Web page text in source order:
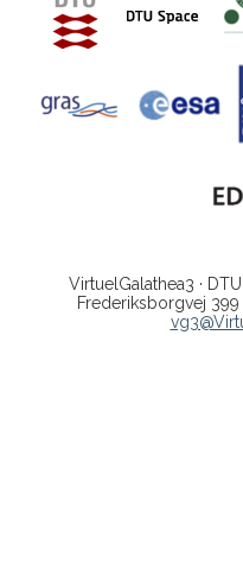
VirtuelGalathea3 ·
Frederiksborgvej 399